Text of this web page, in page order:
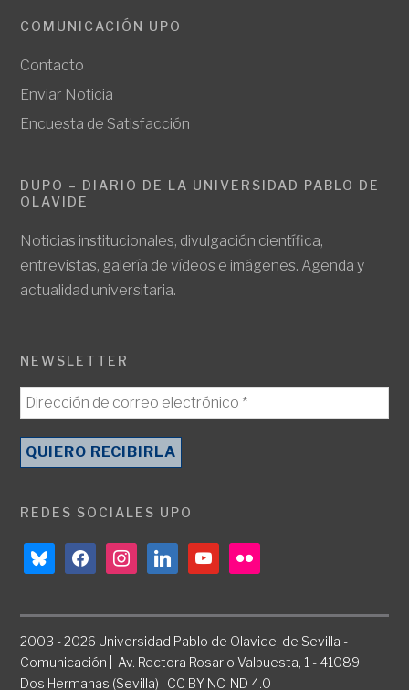
COMUNICACIÓN UPO
Contacto
Enviar Noticia
Encuesta de Satisfacción
DUPO – DIARIO DE LA UNIVERSIDAD PABLO DE
OLAVIDE
Noticias institucionales, divulgación científica,
entrevistas, galería de vídeos e imágenes. Agenda y
actualidad universitaria.
NEWSLETTER
REDES SOCIALES UPO
blueskyfacebookinstagramlinkedinyoutubeflickr
2003 - 2026 Universidad Pablo de Olavide, de Sevilla -
Comunicación | Av. Rectora Rosario Valpuesta, 1 - 41089
Dos Hermanas (Sevilla) | CC BY-NC-ND 4.0